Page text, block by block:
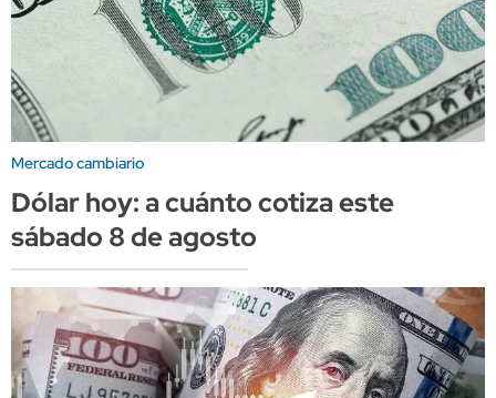
Mercado cambiario
Dólar hoy: a cuánto cotiza este
sábado 8 de agosto